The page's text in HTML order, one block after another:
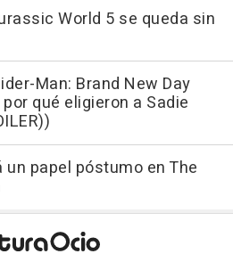
World 5 se queda sin
Man: Brand New Day
qué eligieron a Sadie
un papel póstumo en The